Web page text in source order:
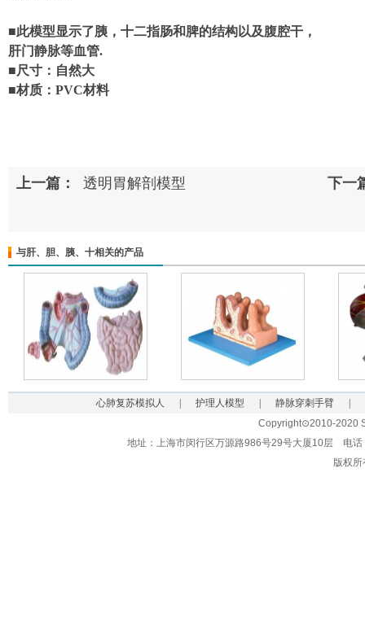
■此模型显示了胰，十二指肠和脾的结构以及腹腔干，
肝门静脉等血管.
■尺寸：自然大
■材质：PVC材料
上一篇： 透明胃解剖模型 下一
与肝、胆、胰、十相关的产品
心肺复苏模拟人 护理人模型 静脉穿刺手臂
Copyright⊙2010-2020
地址：上海市闵行区万源路986号29号大厦10层 电
版权